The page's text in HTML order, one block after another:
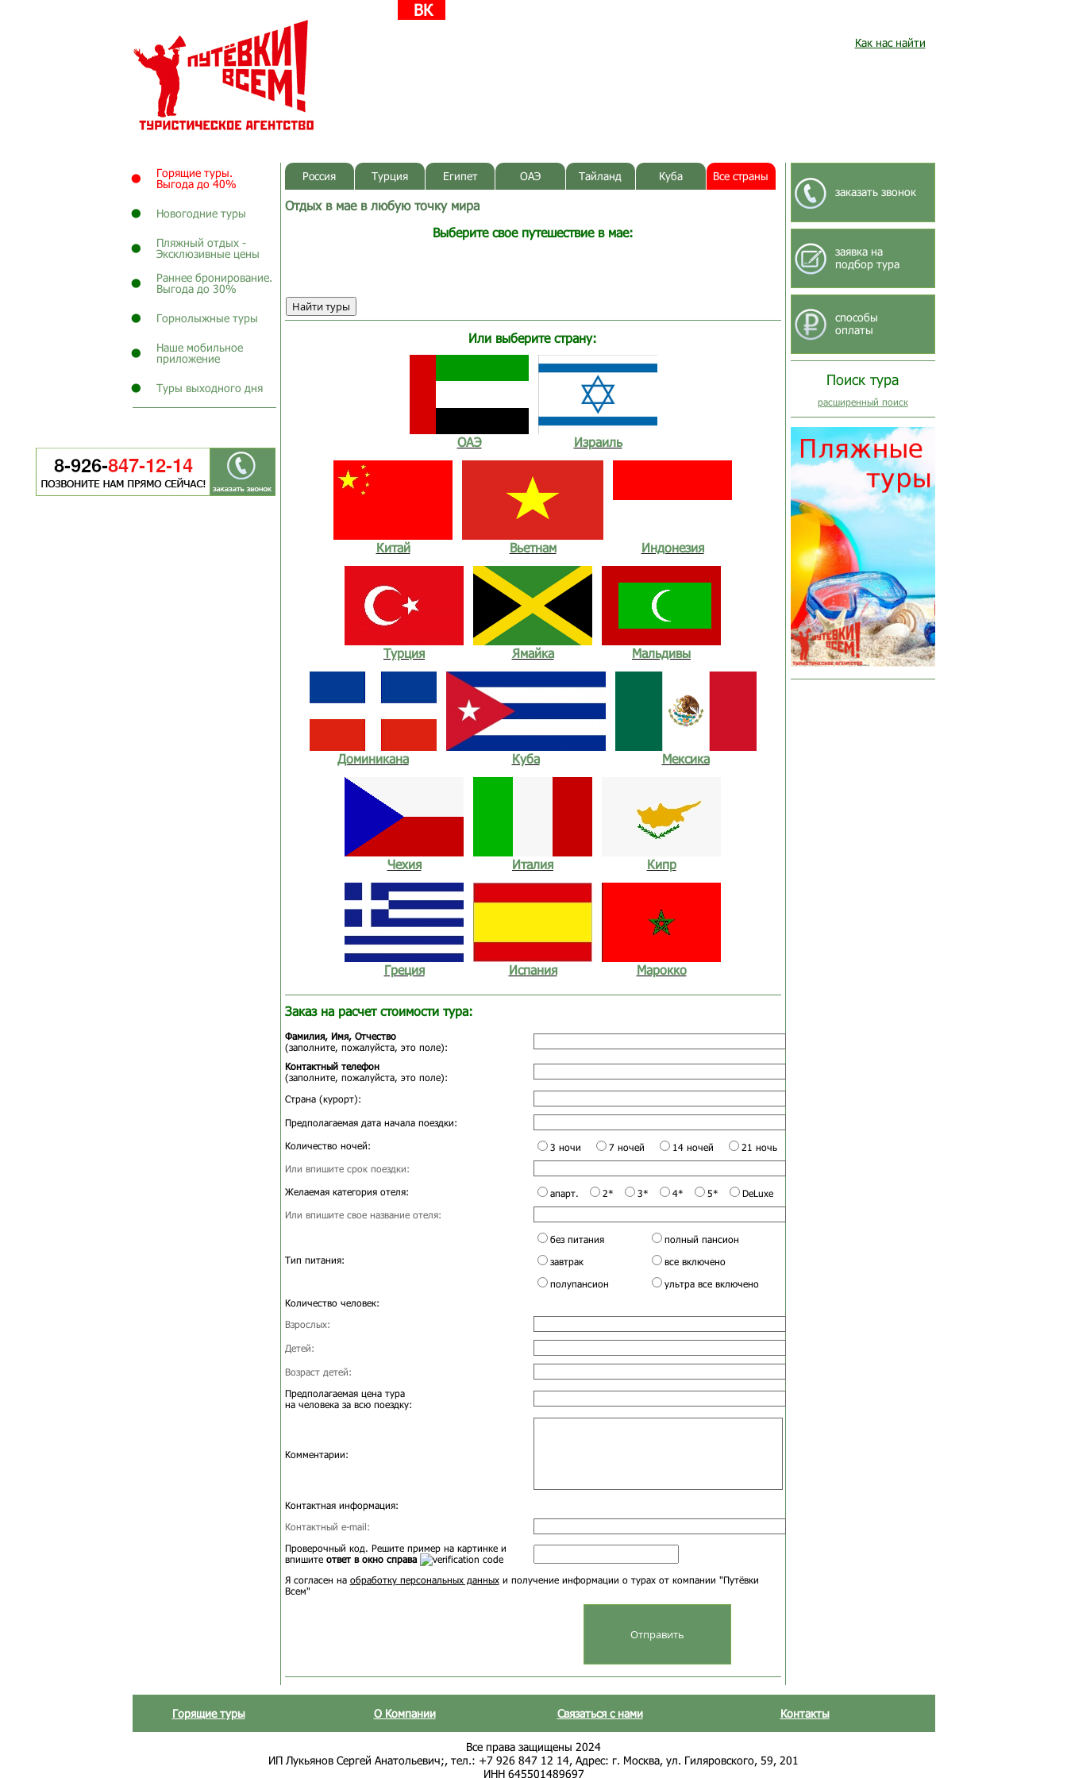
Как нас найти
Горящие туры.
Выгода до 40%
Новогодние туры
Пляжный отдых -
Эксклюзивные цены
Раннее бронирование.
Выгода до 30%
Горнолыжные туры
Наше мобильное
приложение
Туры выходного дня
Россия Турция Египет ОАЭ Тайланд Куба Все страны
Отдых в мае в любую точку мира
Выберите свое путешествие в мае:
Или выберите страну:
ОАЭ Израиль
Китай Вьетнам Индонезия
Турция Ямайка Мальдивы
Доминикана Куба Мексика
Чехия Италия Кипр
Греция Испания Марокко
Заказ на расчет стоимости тура:
Фамилия, Имя, Отчество
(заполните, пожалуйста, это поле):
Контактный телефон
(заполните, пожалуйста, это поле):
Страна (курорт):
Предполагаемая дата начала поездки:
Количество ночей: 3 ночи 7 ночей 14 ночей
21 ночь
Или впишите срок поездки:
Желаемая категория отеля: апарт. 2* 3* 4* 5*
DeLuxe
Или впишите свое название отеля:
Тип питания:
без питания
полный пансион
завтрак
все включено
полупансион
ультра все включено
Количество человек:
Взрослых:
Детей:
Возраст детей:
Предполагаемая цена тура
на человека за всю поездку:
Комментарии:
Контактная информация:
Контактный e-mail:
Проверочный код. Решите пример на картинке и
впишите ответ в окно справа
Я согласен на обработку персональных данныхи получение информации о турах от компании "Путёвки
Всем"
заказать звонок
заявка на
подбор тура
способы
оплаты
Поиск тура
расширенный поиск
Горящие туры О Компании Связаться с нами Контакты
Все права защищены 2024
ИП Лукьянов Сергей Анатольевич;, тел.: +7 926 847 12 14, Адрес: г. Москва, ул. Гиляровского, 59, 201
ИНН 645501489697
ВК